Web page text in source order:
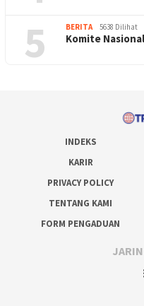
5 BERITA 5638 Dilihat
Komite
INDEKS
KARIR
PRIVACY POLICY
TENTANG KAMI
FORM PENGADUAN